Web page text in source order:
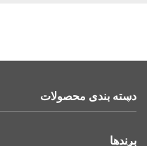
دسته بندی محصولات
برندها